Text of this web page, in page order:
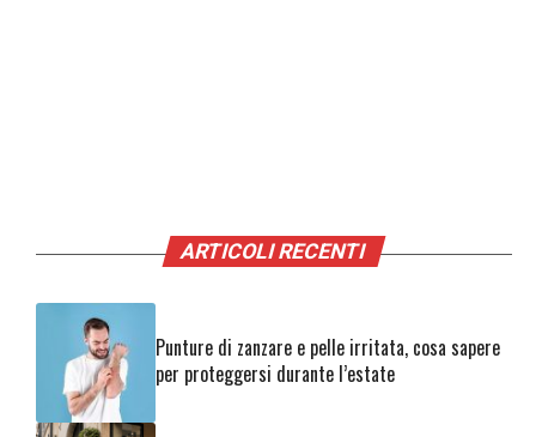
ARTICOLI RECENTI
Punture di zanzare e pelle irritata, cosa sapere
per proteggersi durante l’estate